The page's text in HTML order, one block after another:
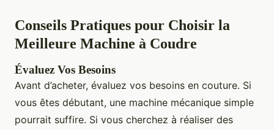
Conseils Pratiques pour Choisir la
Meilleure Machine à Coudre
Évaluez Vos Besoins
Avant d’acheter, évaluez vos besoins en couture. Si
vous êtes débutant, une machine mécanique simple
pourrait suffire. Si vous cherchez à réaliser des